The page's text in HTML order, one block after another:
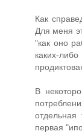
Как
Для меня
"как оно
каких-
В
первая